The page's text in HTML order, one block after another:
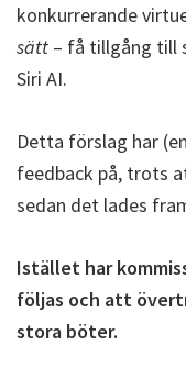
konkurrerande
sätt – få tillgång till
Siri AI.
Detta förslag har
feedback på, trots
sedan det lades
Istället har
följas och att
stora böter.